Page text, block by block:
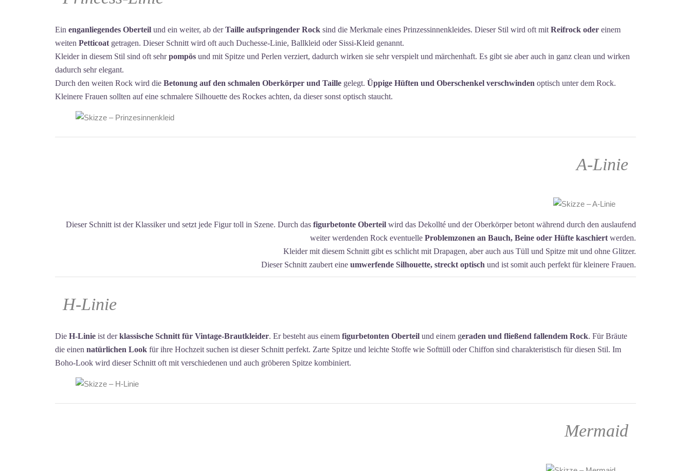
Ein enganliegendes Oberteil und ein weiter, ab derTaille aufspringender Rock sind die Merkmale eines Prinzessinnenkleides. Dieser Stil wird oft mit Reifrock oder einem
weiten Petticoat getragen. Dieser Schnitt wird oft auch Duchesse-Linie, Ballkleid oder Sissi-Kleid genannt.
Kleider in diesem Stil sind oft sehrpompös und mit Spitze und Perlen verziert, dadurch wirken sie sehr verspielt und märchenhaft. Es gibt sie aber auch in ganz clean und wirken
dadurch sehr elegant.
Durch den weiten Rock wird die Betonung auf den schmalen Oberkörper und Taille gelegt. Üppige Hüften und Oberschenkel verschwinden optisch unter dem Rock.
Kleinere Frauen sollten auf eine schmalere Silhouette des Rockes achten, da dieser sonst optisch staucht.
A-Linie
Dieser Schnitt ist der Klassiker und setzt jede Figur toll in Szene. Durch das figurbetonte Oberteil wird das Dekollté und der Oberkörper betont während durch den auslaufend
weiter werdenden Rock eventuelle Problemzonen an Bauch, Beine oder Hüfte kaschiert werden.
Kleider mit diesem Schnitt gibt es schlicht mit Drapagen, aber auch aus Tüll und Spitze mit und ohne Glitzer.
Dieser Schnitt zaubert eine umwerfende Silhouette, streckt optisch und ist somit auch perfekt für kleinere Frauen.
H-Linie
Die H-Linie ist derklassische Schnitt für Vintage-Brautkleider. Er besteht aus einem figurbetonten Oberteil und einem geraden und fließend fallendem Rock. Für Bräute
die einen natürlichen Look für ihre Hochzeit suchen ist dieser Schnitt perfekt. Zarte Spitze und leichte Stoffe wie Softtüll oder Chiffon sind charakteristisch für diesen Stil. Im
Boho-Look wird dieser Schnitt oft mit verschiedenen und auch gröberen Spitze kombiniert.
Mermaid